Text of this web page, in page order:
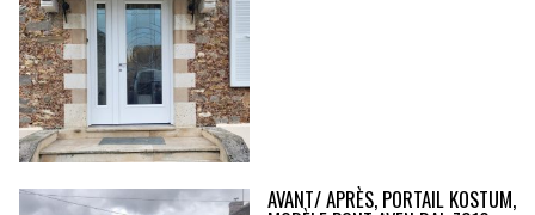
AVANT/ APRÈS, PORTAIL KOSTUM,